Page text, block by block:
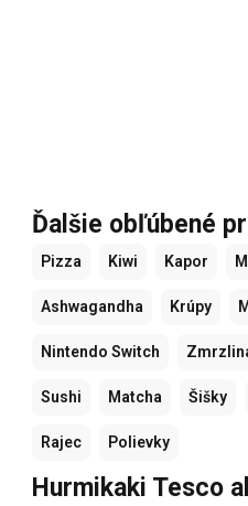
Ďalšie obľúbené
Pizza Kiwi Kapor
Ashwagandha Krúpy
Nintendo Switch
Sushi Matcha Šišky
Rajec Polievky
Hurmikaki Tesco